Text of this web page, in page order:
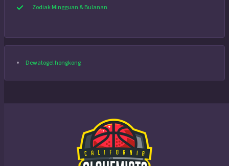
Zodiak Mingguan & Bulanan
Dewatogel hongkong